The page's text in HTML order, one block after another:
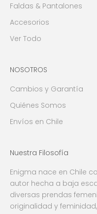
Faldas & Pantalones
Accesorios
Ver Todo
NOSOTROS
Cambios y Garantía
Quiénes Somos
Envíos en Chile
Nuestra Filosofía
Enigma nace en Chile
autor hecha a baja
diversas prendas
originalidad y